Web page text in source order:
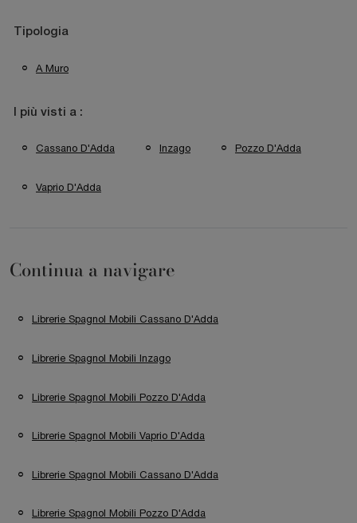
Tipologia
A Muro
I più visti a :
Cassano D'Adda Inzago Pozzo D'Adda
Vaprio D'Adda
Continua a navigare
Librerie Spagnol Mobili Cassano D'Adda
Librerie Spagnol Mobili Inzago
Librerie Spagnol Mobili Pozzo D'Adda
Librerie Spagnol Mobili Vaprio D'Adda
Librerie Spagnol Mobili Cassano D'Adda
Librerie Spagnol Mobili Pozzo D'Adda